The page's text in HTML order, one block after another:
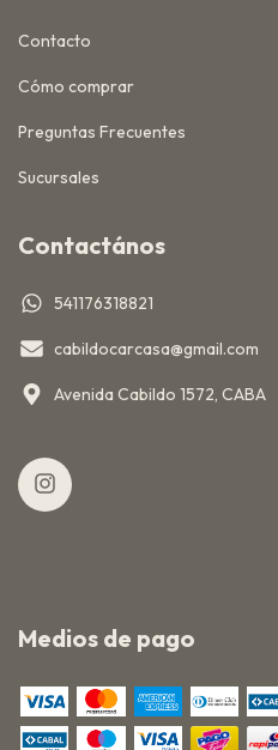
Contacto
Cómo comprar
Preguntas Frecuentes
Sucursales
Contactános
541176318821
cabildocarcasa@gmail.com
Avenida Cabildo 1572, CABA
Medios de pago